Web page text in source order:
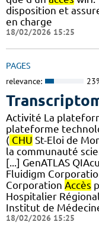
disposition et
en charge
18/02/2026 15:25
PAGES
relevance:
Activité La
plateforme
( CHU St-Eloi de
la communauté
[...] GenATLAS
Fluidigm
Corporation Accès
Hospitalier
Institut de
18/02/2026 15:25